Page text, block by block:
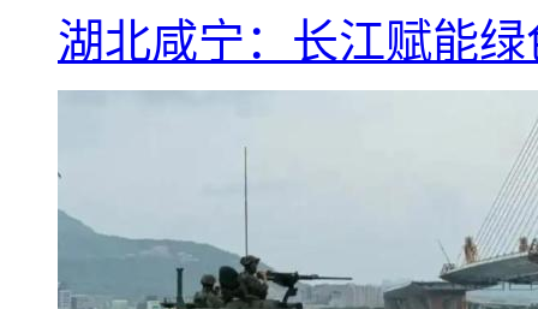
湖北咸宁：长江赋能